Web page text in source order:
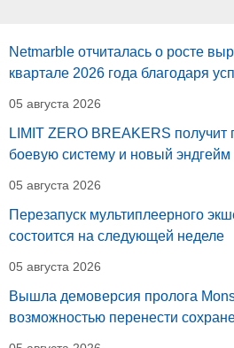
Netmarble отчиталась о росте
квартале 2026 года благодаря
05 августа 2026
LIMIT ZERO BREAKERS получит
боевую систему и новый эндгейм
05 августа 2026
Перезапуск мультиплеерного
состоится на следующей неделе
05 августа 2026
Вышла демоверсия пролога
возможностью перенести